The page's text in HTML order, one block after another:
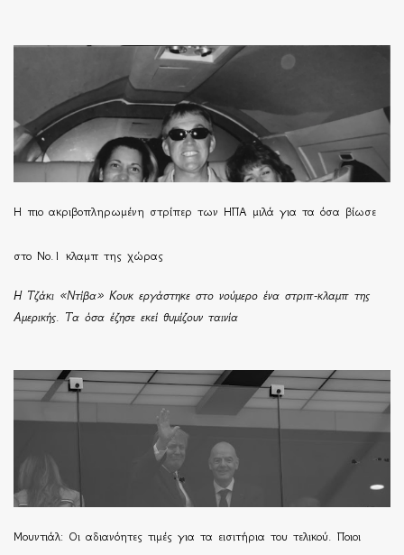
H πιο ακριβοπληρωμένη στρίπερ των ΗΠΑ μιλά για τα όσα βίωσε
στο Νο.1 κλαμπ της χώρας
Η Τζάκι «Ντίβα» Κουκ εργάστηκε στο νούμερο ένα στριπ-κλαμπ της
Αμερικής. Τα όσα έζησε εκεί θυμίζουν ταινία
Μουντιάλ: Οι αδιανόητες τιμές για τα εισιτήρια του τελικού. Ποιοι